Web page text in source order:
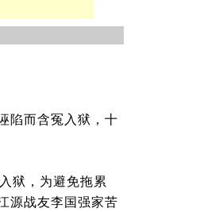
陷而含冤入狱，十
狱，为避免拖累
源战友李国强家苦